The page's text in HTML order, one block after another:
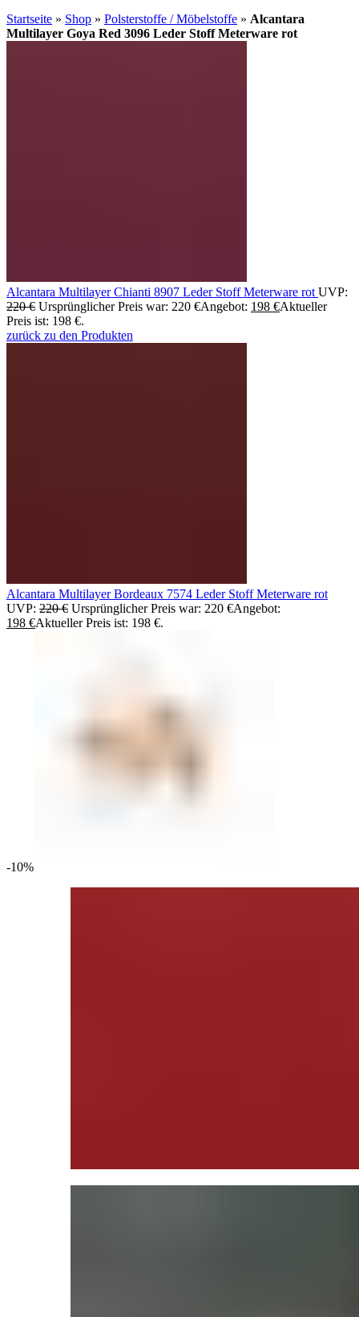
Startseite » Shop » Polsterstoffe / Möbelstoffe » Alcantara
Multilayer Goya Red 3096 Leder Stoff Meterware rot
Alcantara Multilayer Chianti 8907 Leder Stoff Meterware rot UVP:
220€ Ursprünglicher Preis war: 220 €Angebot: 198 €Aktueller
Preis ist: 198 €.
zurück zu den Produkten
Alcantara Multilayer Bordeaux 7574 Leder Stoff Meterware rot
UVP: 220€ Ursprünglicher Preis war: 220 €Angebot:
198 €Aktueller Preis ist: 198 €.
-10%